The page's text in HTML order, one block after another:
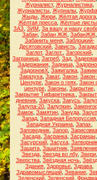
Журналист, Журналистика,
Журналисты Журналы
Жыды, Жюри, Жёлтая дорога,
Жёлтая пресса Жёлтые
ЗАЗ ЗИМ За вашу и нашу
Забан, Забан ЖЖ, ЗабанЖЖ,
Забанить меня, Заблоцкий-
Десятовский Зависть
Заглот, Заглот. Загорский
Заграница Загреб Зад
Задержания, Задница,
ЗадорновХ Зажигалка Зажим
Заказуха Закат, Закон Закон
Цензуре Закон о геях Закон
цензуре, Законы, Закрытие,
Закрытие Тифаретника.
дневник Закуска Закусь
Залупа-20 Залупкин
Замок, Замятин, Зануда,
Запад, Западная Белоруссия,
Западная Украина Запах
Заповедник Запор Зарисовка
Засада, Засранка, Засранцы,
Засурский, Засуха, Затворник
Защита, Защитник, Заявление
Звезда, Звезда во лбу, Звери,
Зверства Звёздная ночь
Здания Здоровье Здрава
Здравомыслящий, Зевание,
Зеленский, Зеленский.